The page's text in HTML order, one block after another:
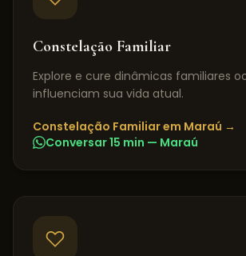
Constelação Familiar
Explore e cure dinâmicas familiares
influenciam sua vida atual.
Constelação Familiarem Maraú →
Conversar 15 min — Maraú